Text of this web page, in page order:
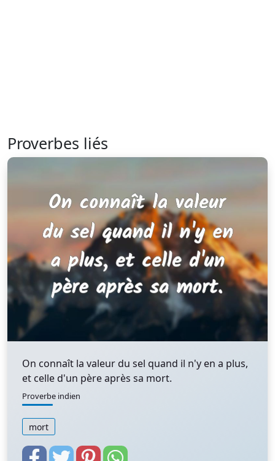
Proverbes liés
On connaît la valeur du sel quand il n'y en a plus,
et celle d'un père après sa mort.
Proverbe indien
mort